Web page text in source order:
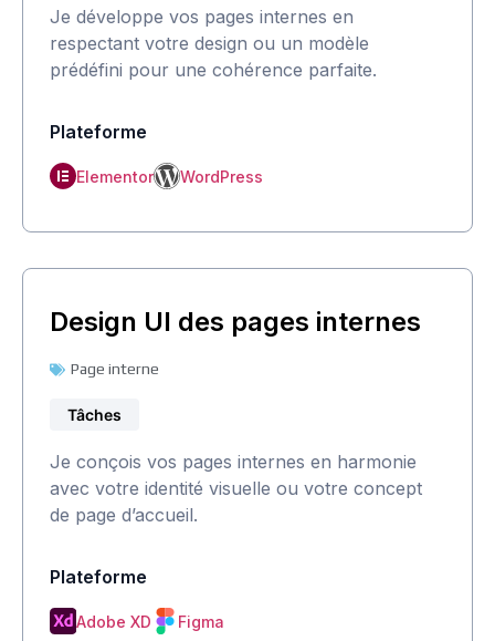
Je développe vos pages internes en
respectant votre design ou un modèle
prédéfini pour une cohérence parfaite.
Plateforme
Elementor WordPress
Design UI des pages internes
Page interne
Tâches
Je conçois vos pages internes en harmonie
avec votre identité visuelle ou votre concept
de page d’accueil.
Plateforme
Adobe XD Figma